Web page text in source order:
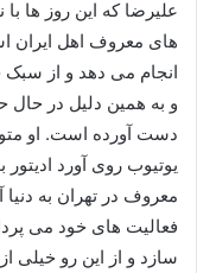
علیرضا که این روز ها
های معروف اهل ایران
انجام می‌ دهد و از
و به همین دلیل در حال
دست آورده است. او
یوتیوب روی آورد
معروف در تهران به
فعالیت‌ های خود می‌
سازد و از این رو خیلی